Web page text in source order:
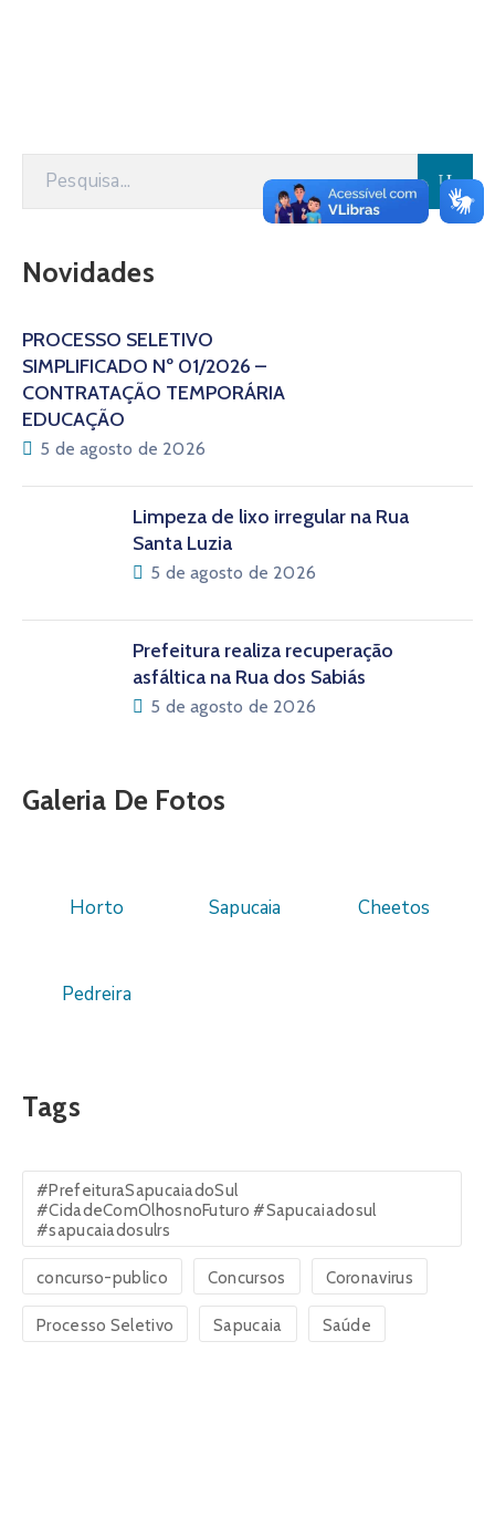
Novidades
PROCESSO SELETIVO
SIMPLIFICADO Nº 01/2026 –
CONTRATAÇÃO TEMPORÁRIA
EDUCAÇÃO
5 de agosto de 2026
Limpeza de lixo irregular na Rua
Santa Luzia
5 de agosto de 2026
Prefeitura realiza recuperação
asfáltica na Rua dos Sabiás
5 de agosto de 2026
Galeria De Fotos
Horto Sapucaia Cheetos
Pedreira
Tags
#PrefeituraSapucaiadoSul
#CidadeComOlhosnoFuturo #Sapucaiadosul
#sapucaiadosulrs
concurso-publico Concursos Coronavirus
Processo Seletivo Sapucaia Saúde